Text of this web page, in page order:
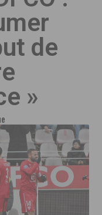
de
»